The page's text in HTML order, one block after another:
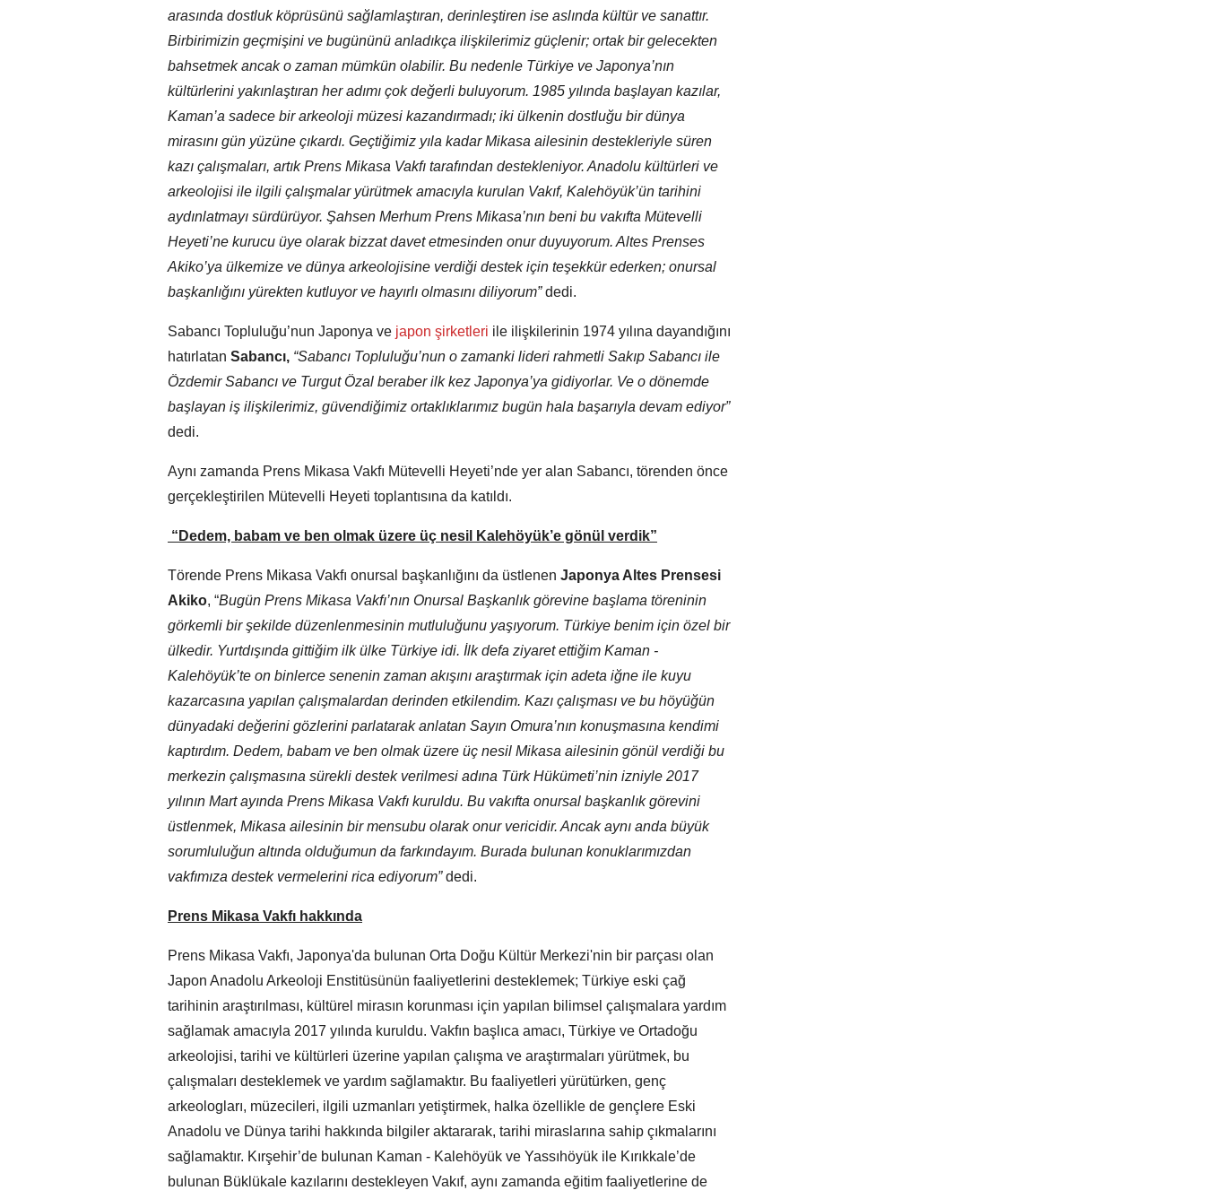
arasında dostluk köprüsünü sağlamlaştıran, derinleştiren ise aslında kültür ve sanattır.
Birbirimizin geçmişini ve bugününü anladıkça ilişkilerimiz güçlenir; ortak bir gelecekten
bahsetmek ancak o zaman mümkün olabilir. Bu nedenle Türkiye ve Japonya’nın
kültürlerini yakınlaştıran her adımı çok değerli buluyorum. 1985 yılında başlayan kazılar,
Kaman’a sadece bir arkeoloji müzesi kazandırmadı; iki ülkenin dostluğu bir dünya
mirasını gün yüzüne çıkardı. Geçtiğimiz yıla kadar Mikasa ailesinin destekleriyle süren
kazı çalışmaları, artık Prens Mikasa Vakfı tarafından destekleniyor. Anadolu kültürleri ve
arkeolojisi ile ilgili çalışmalar yürütmek amacıyla kurulan Vakıf, Kalehöyük’ün tarihini
aydınlatmayı sürdürüyor. Şahsen Merhum Prens Mikasa’nın beni bu vakıfta Mütevelli
Heyeti’ne kurucu üye olarak bizzat davet etmesinden onur duyuyorum. Altes Prenses
Akiko’ya ülkemize ve dünya arkeolojisine verdiği destek için teşekkür ederken; onursal
başkanlığını yürekten kutluyor ve hayırlı olmasını diliyorum”dedi.
Sabancı Topluluğu’nun Japonya ve japon şirketleri ile ilişkilerinin 1974 yılına dayandığını
hatırlatan Sabancı, “Sabancı Topluluğu’nun o zamanki lideri rahmetli Sakıp Sabancı ile
Özdemir Sabancı ve Turgut Özal beraber ilk kez Japonya’ya gidiyorlar. Ve o dönemde
başlayan iş ilişkilerimiz, güvendiğimiz ortaklıklarımız bugün hala başarıyla devam ediyor”
dedi.
Aynı zamanda Prens Mikasa Vakfı Mütevelli Heyeti’nde yer alan Sabancı, törenden önce
gerçekleştirilen Mütevelli Heyeti toplantısına da katıldı.
“Dedem, babam ve ben olmak üzere üç nesil Kalehöyük’e gönül verdik”
Törende Prens Mikasa Vakfı onursal başkanlığını da üstlenen Japonya Altes Prensesi
Akiko, “Bugün Prens Mikasa Vakfı’nın Onursal Başkanlık görevine başlama töreninin
görkemli bir şekilde düzenlenmesinin mutluluğunu yaşıyorum. Türkiye benim için özel bir
ülkedir. Yurtdışında gittiğim ilk ülke Türkiye idi. İlk defa ziyaret ettiğim Kaman -
Kalehöyük’te on binlerce senenin zaman akışını araştırmak için adeta iğne ile kuyu
kazarcasına yapılan çalışmalardan derinden etkilendim. Kazı çalışması ve bu höyüğün
dünyadaki değerini gözlerini parlatarak anlatan Sayın Omura’nın konuşmasına kendimi
kaptırdım. Dedem, babam ve ben olmak üzere üç nesil Mikasa ailesinin gönül verdiği bu
merkezin çalışmasına sürekli destek verilmesi adına Türk Hükümeti’nin izniyle 2017
yılının Mart ayında Prens Mikasa Vakfı kuruldu. Bu vakıfta onursal başkanlık görevini
üstlenmek, Mikasa ailesinin bir mensubu olarak onur vericidir. Ancak aynı anda büyük
sorumluluğun altında olduğumun da farkındayım. Burada bulunan konuklarımızdan
vakfımıza destek vermelerini rica ediyorum”dedi.
Prens Mikasa Vakfı hakkında
Prens Mikasa Vakfı, Japonya'da bulunan Orta Doğu Kültür Merkezi'nin bir parçası olan
Japon Anadolu Arkeoloji Enstitüsünün faaliyetlerini desteklemek; Türkiye eski çağ
tarihinin araştırılması, kültürel mirasın korunması için yapılan bilimsel çalışmalara yardım
sağlamak amacıyla 2017 yılında kuruldu. Vakfın başlıca amacı, Türkiye ve Ortadoğu
arkeolojisi, tarihi ve kültürleri üzerine yapılan çalışma ve araştırmaları yürütmek, bu
çalışmaları desteklemek ve yardım sağlamaktır. Bu faaliyetleri yürütürken, genç
arkeologları, müzecileri, ilgili uzmanları yetiştirmek, halka özellikle de gençlere Eski
Anadolu ve Dünya tarihi hakkında bilgiler aktararak, tarihi miraslarına sahip çıkmalarını
sağlamaktır. Kırşehir’de bulunan Kaman - Kalehöyük ve Yassıhöyük ile Kırıkkale’de
bulunan Büklükale kazılarını destekleyen Vakıf, aynı zamanda eğitim faaliyetlerine de